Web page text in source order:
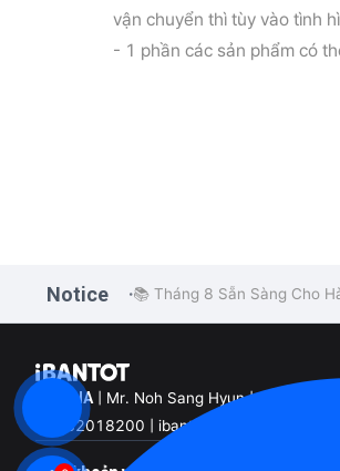
vận chuyển thì tùy vào tình
- 1 phần các sản phẩm có
Notice •📚 Tháng 8 Sẵn Sàng Cho
EK VINA | Mr. Noh Sang Hyun | Tầng 25,
02432018200 | ibantot@ibantot.vn | Mã